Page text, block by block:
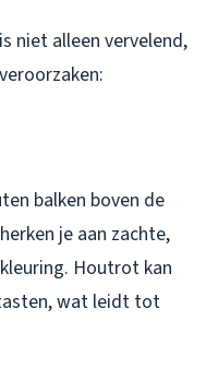
niet alleen vervelend,
balken boven de
je aan zachte,
Houtrot kan
wat leidt tot